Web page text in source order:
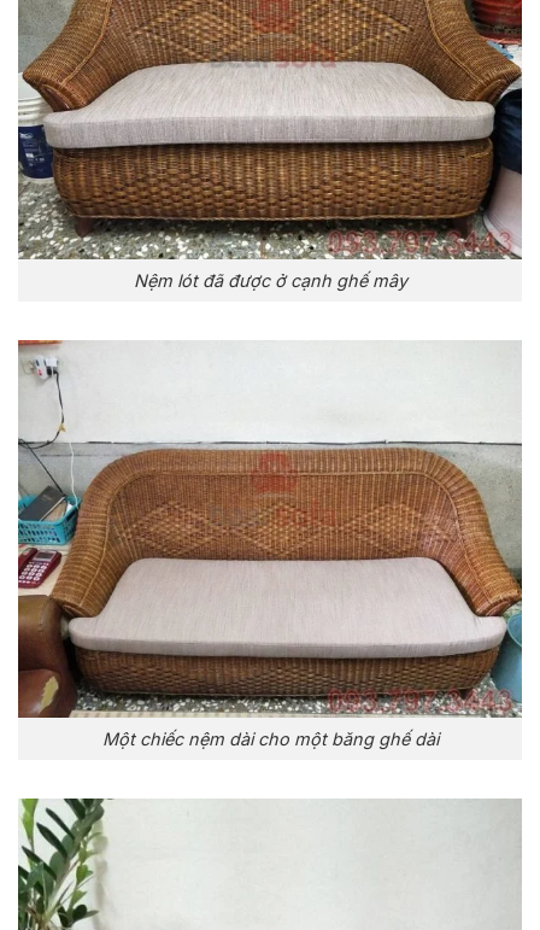
Nệm lót đã được ở cạnh ghế mây
Một chiếc nệm dài cho một băng ghế dài